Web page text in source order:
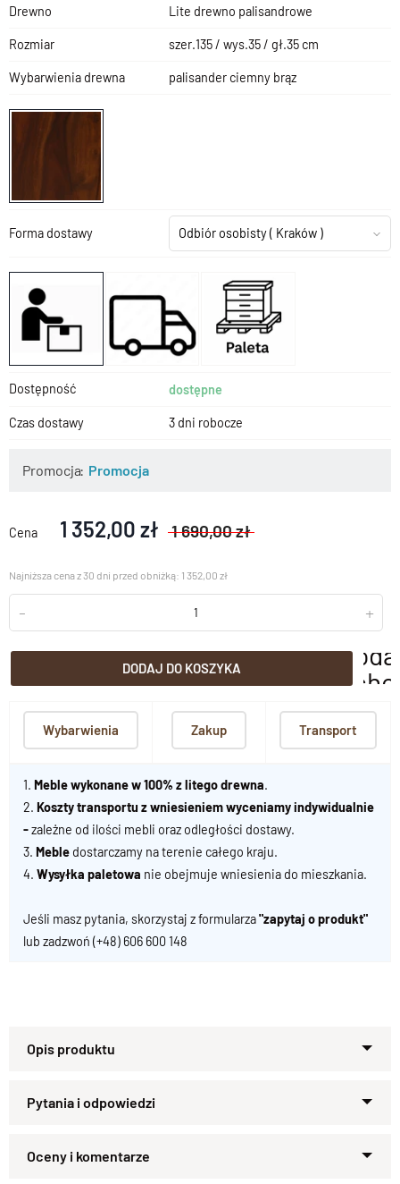
Drewno Lite drewno palisandrowe
Rozmiar szer.135 / wys.35 / gł.35 cm
Wybarwienia drewna palisander ciemny brąz
Forma dostawy Odbiór osobisty( Kraków )
Dostępność dostępne
Czas dostawy 3 dni robocze
Promocja Promocja
Cena 1 352,00 zł 1 690,00 zł
Najniższa cena z 30 dni przed obniżką: 1 352,00 zł
- +
DODAJ DO KOSZYKA
Wybarwienia Zakup Transport
1. Meble wykonane w 100% z litego drewna.
2. Koszty transportu z wniesieniem wyceniamy indywidualnie
-zależne od ilości mebli oraz odległości dostawy.
3. Meble dostarczamy na terenie całego kraju.
4. Wysyłka paletowa nie obejmuje wniesienia do mieszkania.
Jeśli masz pytania, skorzystaj z formularza"zapytaj o produkt"
lub zadzwoń (+48) 606 600 148
Wykończenie
Zapytaj o produkt